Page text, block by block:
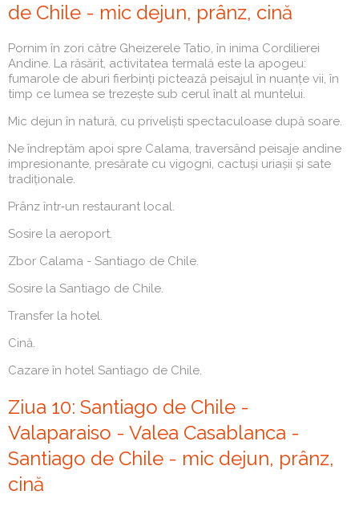
de Chile - mic dejun, prânz, cină
Pornim în zori către Gheizerele Tatio, în inima Cordilierei
Andine. La răsărit, activitatea termală este la apogeu:
fumarole de aburi fierbinți pictează peisajul în nuanțe vii, în
timp ce lumea se trezește sub cerul înalt al muntelui.
Mic dejun în natură, cu priveliști spectaculoase după soare.
Ne îndreptăm apoi spre Calama, traversând peisaje andine
impresionante, presărate cu vigogni, cactuși uriașii și sate
tradiționale.
Prânz într‑un restaurant local.
Sosire la aeroport.
Zbor Calama - Santiago de Chile.
Sosire la Santiago de Chile.
Transfer la hotel.
Cină.
Cazare în hotel Santiago de Chile.
Ziua 10: Santiago de Chile -
Valaparaiso - Valea Casablanca -
Santiago de Chile - mic dejun, prânz,
cină